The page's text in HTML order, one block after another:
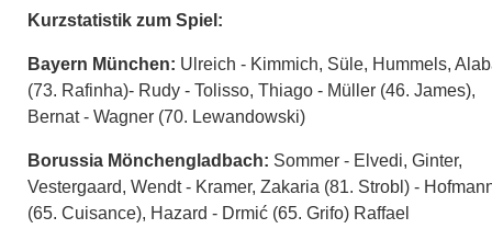
Kurzstatistik zum Spiel:
Bayern München: Ulreich - Kimmich, Süle, Hummels,
(73. Rafinha)- Rudy - Tolisso, Thiago - Müller (46. James),
Bernat - Wagner (70. Lewandowski)
Borussia Mönchengladbach: Sommer - Elvedi, Ginter,
Vestergaard, Wendt - Kramer, Zakaria (81. Strobl) -
(65. Cuisance), Hazard - Drmić (65. Grifo) Raffael